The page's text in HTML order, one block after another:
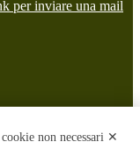
per inviare una mail
non necessari ✕